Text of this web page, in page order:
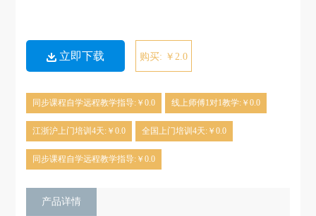
立即下载 购买: ￥2.0
同步课程自学远程教学指导:￥0.0 线上师傅1对1教学:￥0.0
江浙沪上门培训4天:￥0.0 全国上门培训4天:￥0.0
同步课程自学远程教学指导:￥0.0
产品详情